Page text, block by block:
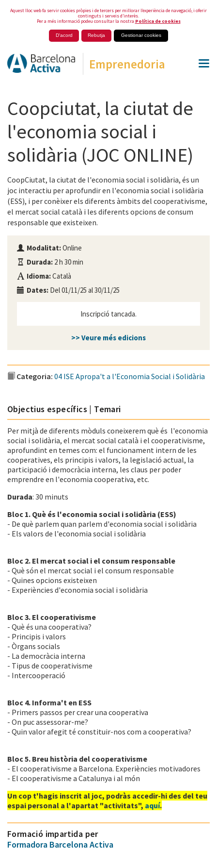
Aquest lloc web fa servir cookies pròpies i de tercers per millorar l’experiència de navegació, i oferir
continguts i serveis d’interès.
Per a més informació podeu consultar la nostra Política de cookies
D'acord Rebutja Gestionar cookies
Emprenedoria
Coopciutat, la ciutat de
l'economia social i
solidària (JOC ONLINE)
CoopCiutat, la ciutat de l'economia social i solidària, és un
joc interactiu per aprofundir en l'economia social i solidària
(ESS), i per conèixer els diferents àmbits del cooperativisme,
el mercat social català i les diferents opcions de consum
responsable que existeixen.
Modalitat:Online
Durada: 2 h 30 min
Idioma:Català
Dates: Del 01/11/25 al 30/11/25
Inscripció tancada.
>> Veure més edicions
Categoria: 04 ISE Apropa't a l'Economia Social i Solidària
Objectius específics | Temari
Per mitjà de diferents mòduls coneixerem què és l'economia
social i solidària, el mercat social català i el cooperativisme,
aprofundint en temes com: el funcionament intern de les
cooperatives, els principis i valors, la legislació actual, la
participació i democràcia interna, les claus per poder
emprendre en l'economia cooperativa, etc.
Durada: 30 minuts
Bloc 1. Què és l'economia social i solidària (ESS)
- De què parlem quan parlem d'economia social i solidària
- Els valors de l'economia social i solidària
Bloc 2. El mercat social i el consum responsable
- Què són el mercat social i el consum responsable
- Quines opcions existeixen
- Experiències d'economia social i solidària
Bloc 3. El cooperativisme
- Què és una cooperativa?
- Principis i valors
- Òrgans socials
- La democràcia interna
- Tipus de cooperativisme
- Intercooperació
Bloc 4. Informa't en ESS
- Primers passos per crear una cooperativa
- On puc assessorar-me?
- Quin valor afegit té constituir-nos com a cooperativa?
Bloc 5. Breu història del cooperativisme
- El cooperativisme a Barcelona. Experiències motivadores
- El cooperativisme a Catalunya i al món
Un cop t'hagis inscrit al joc, podràs accedir-hi des del teu
espai personal a l'apartat "activitats", aquí.
Formació impartida per
Formadora Barcelona Activa